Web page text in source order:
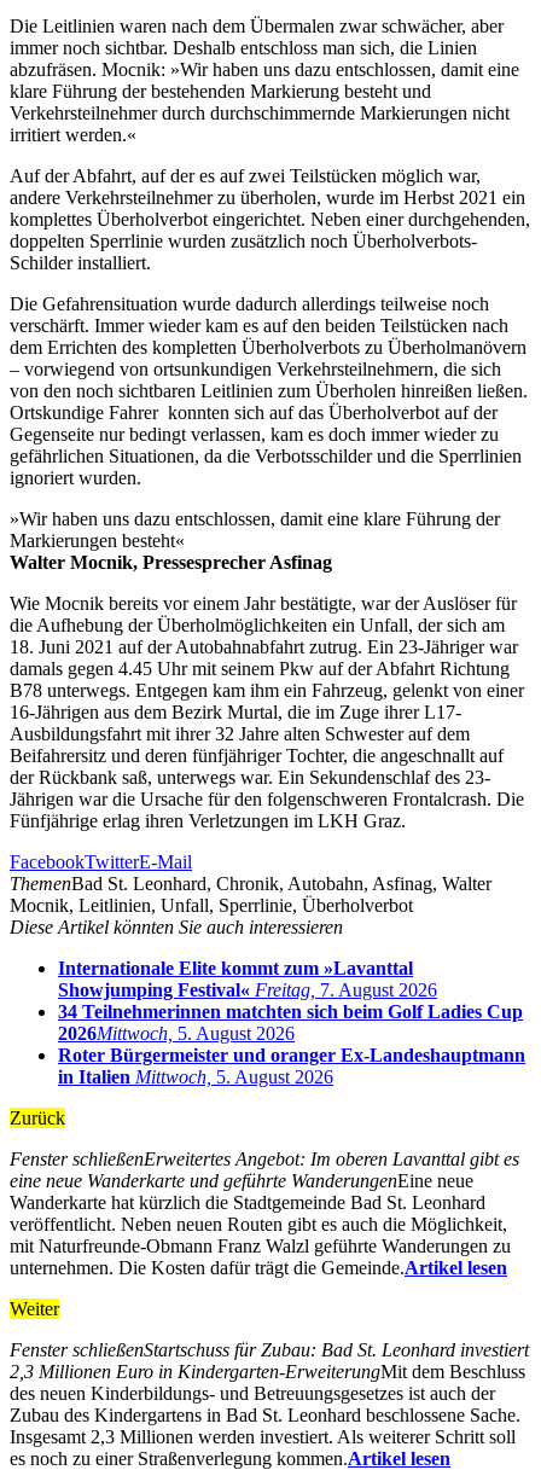
Die Leitlinien waren nach dem Übermalen zwar schwächer, aber
immer noch sichtbar. Deshalb entschloss man sich, die Linien
abzufräsen. Mocnik: »Wir haben uns dazu entschlossen, damit eine
klare Führung der bestehenden Markierung besteht und
Verkehrsteilnehmer durch durchschimmernde Markierungen nicht
irritiert werden.«
Auf der Abfahrt, auf der es auf zwei Teilstücken möglich war,
andere Verkehrsteilnehmer zu überholen, wurde im Herbst 2021 ein
komplettes Überholverbot eingerichtet. Neben einer durchgehenden,
doppelten Sperrlinie wurden zusätzlich noch Überholverbots-
Schilder installiert.
Die Gefahrensituation wurde dadurch allerdings teilweise noch
verschärft. Immer wieder kam es auf den beiden Teilstücken nach
dem Errichten des kompletten Überholverbots zu Überholmanövern
– vorwiegend von ortsunkundigen Verkehrsteilnehmern, die sich
von den noch sichtbaren Leitlinien zum Überholen hinreißen ließen.
Ortskundige Fahrer konnten sich auf das Überholverbot auf der
Gegenseite nur bedingt verlassen, kam es doch immer wieder zu
gefährlichen Situationen, da die Verbotsschilder und die Sperrlinien
ignoriert wurden.
»Wir haben uns dazu entschlossen, damit eine klare Führung der
Markierungen besteht«
Walter Mocnik, Pressesprecher Asfinag
Wie Mocnik bereits vor einem Jahr bestätigte, war der Auslöser für
die Aufhebung der Überholmöglichkeiten ein Unfall, der sich am
18. Juni 2021 auf der Autobahnabfahrt zutrug. Ein 23-Jähriger war
damals gegen 4.45 Uhr mit seinem Pkw auf der Abfahrt Richtung
B78 unterwegs. Entgegen kam ihm ein Fahrzeug, gelenkt von einer
16-Jährigen aus dem Bezirk Murtal, die im Zuge ihrer L17-
Ausbildungsfahrt mit ihrer 32 Jahre alten Schwester auf dem
Beifahrersitz und deren fünfjähriger Tochter, die angeschnallt auf
der Rückbank saß, unterwegs war. Ein Sekundenschlaf des 23-
Jährigen war die Ursache für den folgenschweren Frontalcrash. Die
Fünfjährige erlag ihren Verletzungen im LKH Graz.
FacebookTwitterE-Mail
ThemenBad St. Leonhard, Chronik, Autobahn, Asfinag, Walter
Mocnik, Leitlinien, Unfall, Sperrlinie, Überholverbot
Diese Artikel könnten Sie auch interessieren
Internationale Elite kommt zum »Lavanttal
Showjumping Festival« Freitag, 7. August 2026
34 Teilnehmerinnen matchten sich beim Golf Ladies Cup
2026Mittwoch, 5. August 2026
Roter Bürgermeister und oranger Ex-Landeshauptmann
in Italien Mittwoch, 5. August 2026
Zurück
Fenster schließenErweitertes Angebot: Im oberen Lavanttal gibt es
eine neue Wanderkarte und geführte WanderungenEine neue
Wanderkarte hat kürzlich die Stadtgemeinde Bad St. Leonhard
veröffentlicht. Neben neuen Routen gibt es auch die Möglichkeit,
mit Naturfreunde-Obmann Franz Walzl geführte Wanderungen zu
unternehmen. Die Kosten dafür trägt die Gemeinde.Artikel lesen
Weiter
Fenster schließenStartschuss für Zubau: Bad St. Leonhard investiert
2,3 Millionen Euro in Kindergarten-ErweiterungMit dem Beschluss
des neuen Kinderbildungs- und Betreuungsgesetzes ist auch der
Zubau des Kindergartens in Bad St. Leonhard beschlossene Sache.
Insgesamt 2,3 Millionen werden investiert. Als weiterer Schritt soll
es noch zu einer Straßenverlegung kommen.Artikel lesen